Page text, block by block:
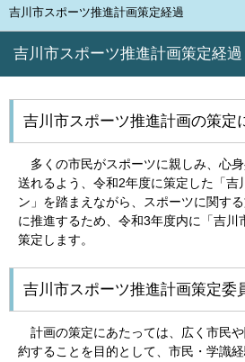
吉川市スポーツ推進計画策定経過
吉川市スポーツ推進計画策定経過
吉川市スポーツ推進計画の策定
多くの市民がスポーツに親しみ、心
送れるよう、令和2年度に策定した「吉
ン」を踏まえながら、スポーツに関す
に推進するため、令和3年度内に「吉川
策定します。
吉川市スポーツ推進計画策定委
計画の策定にあたっては、広く市民
約することを目的として、市民・学識